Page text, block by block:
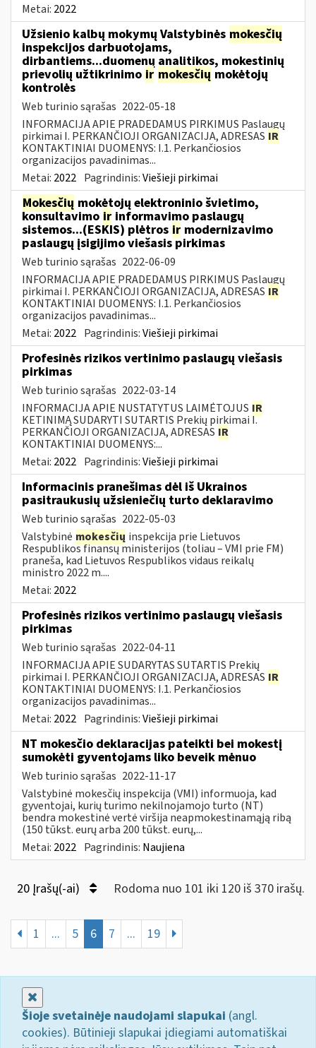
Metai: 2022
Užsienio kalbų mokymų Valstybinės mokesčių
inspekcijos darbuotojams,
dirbantiems...duomenų analitikos, mokestinių
prievolių užtikrinimo ir mokesčių mokėtojų
kontrolės
Web turinio sąrašas 2022-05-18
INFORMACIJA APIE PRADEDAMUS PIRKIMUS Paslaugų
pirkimai I. PERKANČIOJI ORGANIZACIJA, ADRESAS IR
KONTAKTINIAI DUOMENYS: I.1. Perkančiosios
organizacijos pavadinimas...
Metai: 2022 Pagrindinis:Viešieji pirkimai
Mokesčių mokėtojų elektroninio švietimo,
konsultavimo ir informavimo paslaugų
sistemos...(ESKIS) plėtros ir modernizavimo
paslaugų įsigijimo viešasis pirkimas
Web turinio sąrašas 2022-06-09
INFORMACIJA APIE PRADEDAMUS PIRKIMUS Paslaugų
pirkimai I. PERKANČIOJI ORGANIZACIJA, ADRESAS IR
KONTAKTINIAI DUOMENYS: I.1. Perkančiosios
organizacijos pavadinimas...
Metai: 2022 Pagrindinis:Viešieji pirkimai
Profesinės rizikos vertinimo paslaugų viešasis
pirkimas
Web turinio sąrašas 2022-03-14
INFORMACIJA APIE NUSTATYTUS LAIMĖTOJUS IR
KETINIMĄ SUDARYTI SUTARTIS Prekių pirkimai I.
PERKANČIOJI ORGANIZACIJA, ADRESAS IR
KONTAKTINIAI DUOMENYS:...
Metai: 2022 Pagrindinis:Viešieji pirkimai
Informacinis pranešimas dėl iš Ukrainos
pasitraukusių užsieniečių turto deklaravimo
Web turinio sąrašas 2022-05-03
Valstybinė mokesčių inspekcija prie Lietuvos
Respublikos finansų ministerijos (toliau – VMI prie FM)
praneša, kad Lietuvos Respublikos vidaus reikalų
ministro 2022 m....
Metai: 2022
Profesinės rizikos vertinimo paslaugų viešasis
pirkimas
Web turinio sąrašas 2022-04-11
INFORMACIJA APIE SUDARYTAS SUTARTIS Prekių
pirkimai I. PERKANČIOJI ORGANIZACIJA, ADRESAS IR
KONTAKTINIAI DUOMENYS: I.1. Perkančiosios
organizacijos pavadinimas...
Metai: 2022 Pagrindinis:Viešieji pirkimai
NT mokesčio deklaracijas pateikti bei mokestį
sumokėti gyventojams liko beveik mėnuo
Web turinio sąrašas 2022-11-17
Valstybinė mokesčių inspekcija (VMI) informuoja, kad
gyventojai, kurių turimo nekilnojamojo turto (NT)
bendra mokestinė vertė viršija neapmokestinamąją ribą
(150 tūkst. eurų arba 200 tūkst. eurų,...
Metai: 2022 Pagrindinis: Naujiena
20 Įrašų(-ai) Rodoma nuo 101 iki 120 iš 370 irašų.
1 ... 5 6 7 ... 19
Šioje svetainėje naudojami slapukai (angl.
cookies). Būtinieji slapukai įdiegiami automatiškai